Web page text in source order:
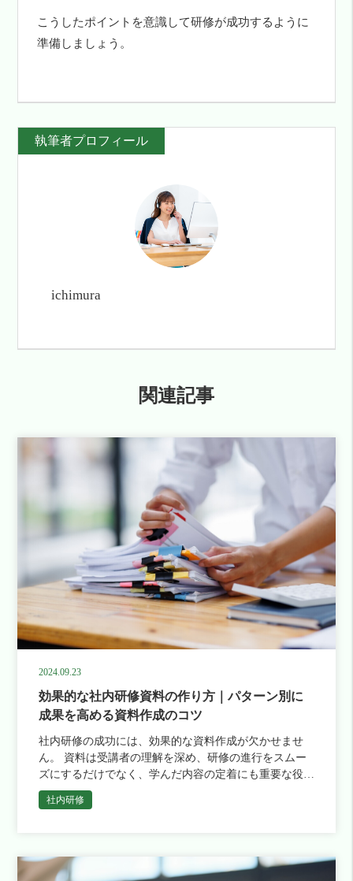
こうしたポイントを意識して研修が成功するように
準備しましょう。
執筆者プロフィール
ichimura
関連記事
2024.09.23
効果的な社内研修資料の作り方｜パターン別に
成果を高める資料作成のコツ
社内研修の成功には、効果的な資料作成が欠かせませ
ん。 資料は受講者の理解を深め、研修の進行をスムー
ズにするだけでなく、学んだ内容の定着にも重要な役割
を果たします。 そこでこの記事では、社内研修資料の
役割や作成のコツ、シチ […]
社内研修